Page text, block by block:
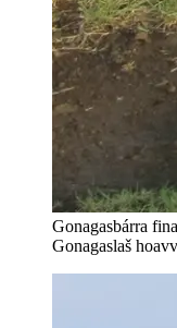
Gonagasbárra
Gonagaslaš